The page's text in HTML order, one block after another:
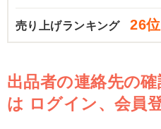
売り上げランキング 26位
出品者の連絡先の
は ログイン、会員